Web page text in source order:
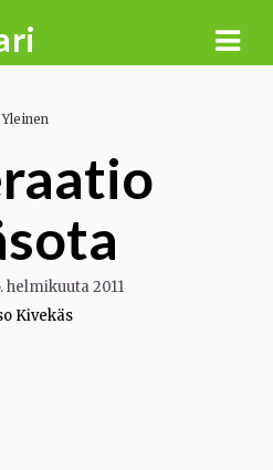
Yleinen
helmikuuta 2011
Kivekäs